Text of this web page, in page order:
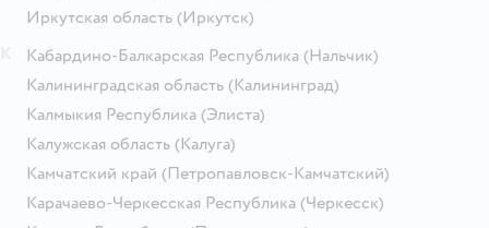
Иркутская область (Иркутск)
Кабардино-Балкарская Республика (Нальчик)
Калининградская область (Калининград)
Калмыкия Республика (Элиста)
Калужская область (Калуга)
Камчатский край (Петропавловск-Камчатский)
Карачаево-Черкесская Республика (Черкесск)